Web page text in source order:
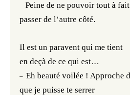
Peine de ne pouvoir tout à fait
passer de l’autre côté.
Il est un paravent qui me tient
en deçà de ce qui est…
– Eh beauté voilée ! Approche
que je puisse te serrer